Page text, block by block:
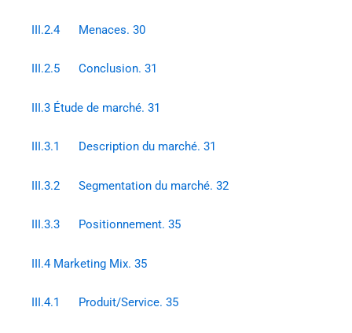
III.2.4 Menaces. 30
III.2.5 Conclusion. 31
III.3 Étude de marché. 31
III.3.1 Description du marché. 31
III.3.2 Segmentation du marché. 32
III.3.3 Positionnement. 35
III.4 Marketing Mix. 35
III.4.1 Produit/Service. 35